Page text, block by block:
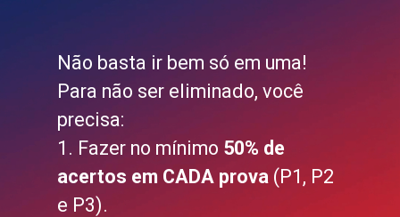
Não basta ir bem só em uma!
Para não ser eliminado, você
precisa:
1. Fazer no mínimo 50% de
acertos em CADA prova (P1, P2
e P3).